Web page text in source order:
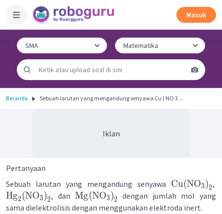
Masuk
Beranda Sebuah larutan yang mengandung senyawa Cu ( NO 3 ​...
Iklan
Pertanyaan
Sebuah larutan yang mengandung senyawa Cu(NO3)2,
Hg2(NO3)2, danMg(NO3 )2
dengan jumlah mol yang
sama dielektrolisis dengan menggunakan elektroda inert.